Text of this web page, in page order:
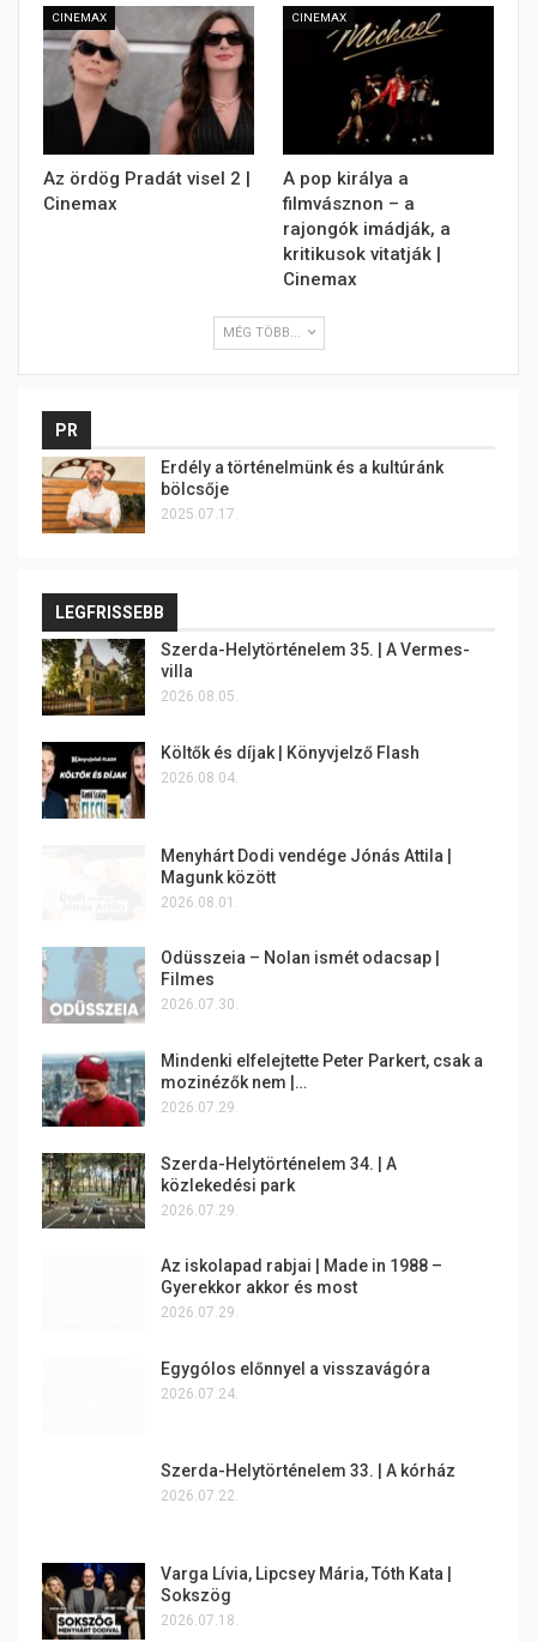
CINEMAX
Az ördög Pradát visel 2 |
Cinemax
CINEMAX
A pop királya a
filmvásznon – a
rajongók imádják, a
kritikusok vitatják |
Cinemax
MÉG TÖBB...
PR
Erdély a történelmünk és a kultúránk
bölcsője
2025.07.17.
LEGFRISSEBB
Szerda-Helytörténelem 35. | A Vermes-
villa
2026.08.05.
Költők és díjak | Könyvjelző Flash
2026.08.04.
Menyhárt Dodi vendége Jónás Attila |
Magunk között
2026.08.01.
Odüsszeia – Nolan ismét odacsap |
Filmes
2026.07.30.
Mindenki elfelejtette Peter Parkert, csak a
mozinézők nem |…
2026.07.29.
Szerda-Helytörténelem 34. | A
közlekedési park
2026.07.29.
Az iskolapad rabjai | Made in 1988 –
Gyerekkor akkor és most
2026.07.29.
Egygólos előnnyel a visszavágóra
2026.07.24.
Szerda-Helytörténelem 33. | A kórház
2026.07.22.
Varga Lívia, Lipcsey Mária, Tóth Kata |
Sokszög
2026.07.18.